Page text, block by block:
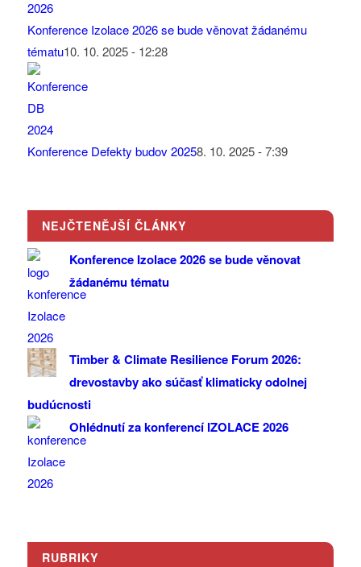
Konference Izolace 2026 se bude věnovat žádanému
tématu10. 10. 2025 - 12:28
Konference Defekty budov 20258. 10. 2025 - 7:39
NEJČTENĚJŠÍ ČLÁNKY
Konference Izolace 2026 se bude věnovat
žádanému tématu
Timber & Climate Resilience Forum 2026:
drevostavby ako súčasť klimaticky odolnej
budúcnosti
Ohlédnutí za konferencí IZOLACE 2026
RUBRIKY